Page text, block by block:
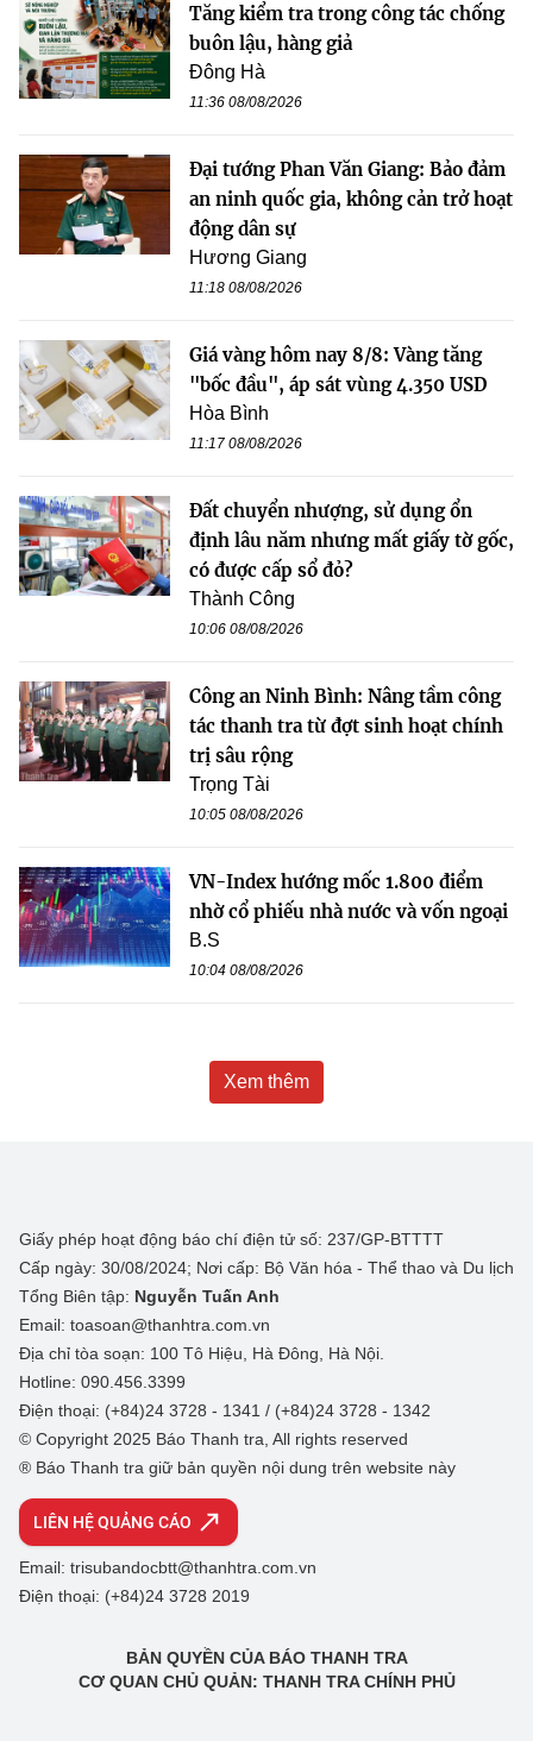
Tăng kiểm tra trong công tác chống
buôn lậu, hàng giả
Đông Hà
11:36 08/08/2026
Đại tướng Phan Văn Giang: Bảo đảm
an ninh quốc gia, không cản trở hoạt
động dân sự
Hương Giang
11:18 08/08/2026
Giá vàng hôm nay 8/8: Vàng tăng
"bốc đầu", áp sát vùng 4.350 USD
Hòa Bình
11:17 08/08/2026
Đất chuyển nhượng, sử dụng ổn
định lâu năm nhưng mất giấy tờ gốc,
có được cấp sổ đỏ?
Thành Công
10:06 08/08/2026
Công an Ninh Bình: Nâng tầm công
tác thanh tra từ đợt sinh hoạt chính
trị sâu rộng
Trọng Tài
10:05 08/08/2026
VN-Index hướng mốc 1.800 điểm
nhờ cổ phiếu nhà nước và vốn ngoại
B.S
10:04 08/08/2026
Xem thêm
Giấy phép hoạt động báo chí điện tử số: 237/GP-BTTTT
Cấp ngày: 30/08/2024; Nơi cấp: Bộ Văn hóa - Thể thao và Du lịch
Tổng Biên tập: Nguyễn Tuấn Anh
Email: toasoan@thanhtra.com.vn
Địa chỉ tòa soạn: 100 Tô Hiệu, Hà Đông, Hà Nội.
Hotline: 090.456.3399
Điện thoại: (+84)24 3728 - 1341 / (+84)24 3728 - 1342
© Copyright 2025 Báo Thanh tra, All rights reserved
® Báo Thanh tra giữ bản quyền nội dung trên website này
LIÊN HỆ QUẢNG CÁO
Email: trisubandocbtt@thanhtra.com.vn
Điện thoại: (+84)24 3728 2019
BẢN QUYỀN CỦA BÁO THANH TRA
CƠ QUAN CHỦ QUẢN: THANH TRA CHÍNH PHỦ